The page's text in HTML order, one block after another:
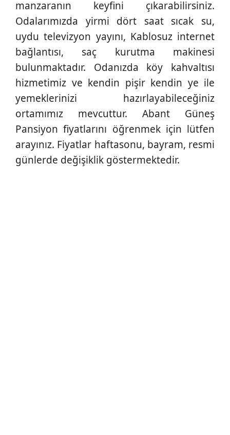
manzaranın keyfini çıkarabilirsiniz.
Odalarımızda yirmi dört saat sıcak su,
uydu televizyon yayını, Kablosuz internet
bağlantısı, saç kurutma makinesi
bulunmaktadır. Odanızda köy kahvaltısı
hizmetimiz ve kendin pişir kendin ye ile
yemeklerinizi hazırlayabileceğiniz
ortamımız mevcuttur. Abant Güneş
Pansiyon fiyatlarını öğrenmek için lütfen
arayınız. Fiyatlar haftasonu, bayram, resmi
günlerde değişiklik göstermektedir.